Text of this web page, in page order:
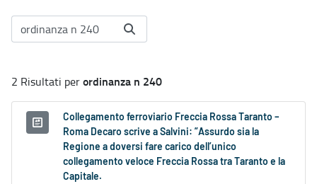
2 Risultati perordinanza n 240
Collegamento ferroviario Freccia Rossa Taranto –
Roma Decaro scrive a Salvini: ”Assurdo sia la
Regione a doversi fare carico dell’unico
collegamento veloce Freccia Rossa tra Taranto e la
Capitale.